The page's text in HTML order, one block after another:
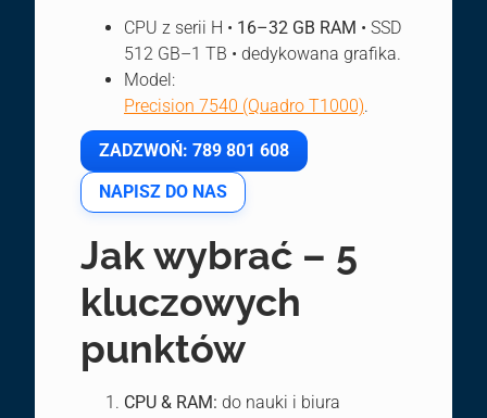
CPU z serii H • 16–32 GB RAM • SSD
512 GB–1 TB • dedykowana grafika.
Model:
Precision 7540 (Quadro T1000).
ZADZWOŃ: 789 801 608
NAPISZ DO NAS
Jak wybrać – 5
kluczowych
punktów
CPU & RAM: do nauki i biura